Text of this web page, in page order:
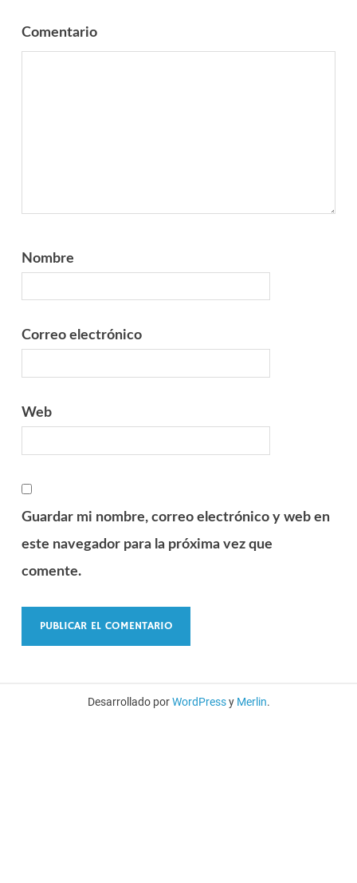
Comentario
Nombre
Correo electrónico
Web
Guardar mi nombre, correo electrónico y web en
este navegador para la próxima vez que
comente.
Desarrollado porWordPressy Merlin.